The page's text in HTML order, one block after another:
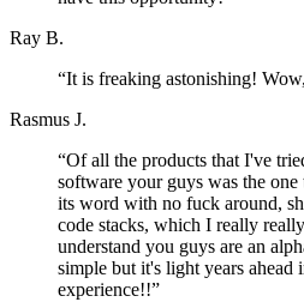
Ray B.
“It is freaking astonishing!
Rasmus J.
“Of all the products that I've
software your guys was the
its word with no fuck around,
code stacks, which I really
understand you guys are an
simple but it's light years ahead
experience!!”